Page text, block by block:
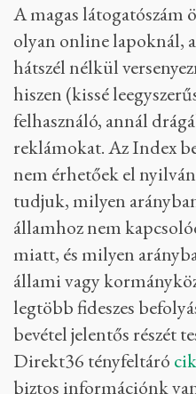
A magas látogatószám
olyan online lapoknál,
hátszél nélkül
hiszen (kissé
felhasználó, annál
reklámokat. Az Index
nem érhetőek el
tudjuk, milyen
államhoz nem
miatt, és milyen
állami vagy
legtöbb fideszes
bevétel jelentős részét
Direkt36 tényfeltáró
biztos információnk